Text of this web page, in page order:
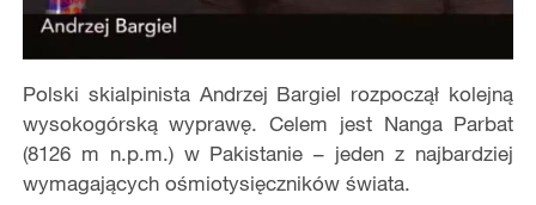
Polski skialpinista Andrzej Bargiel rozpoczął kolejną
wysokogórską wyprawę. Celem jest Nanga Parbat
(8126 m n.p.m.) w Pakistanie – jeden z najbardziej
wymagających ośmiotysięczników świata.